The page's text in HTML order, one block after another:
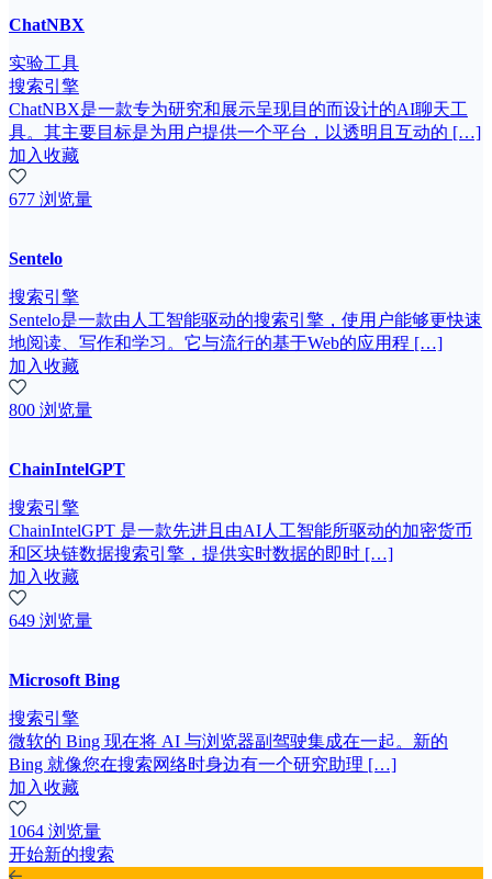
ChatNBX
实验工具
搜索引擎
ChatNBX是一款专为研究和展示呈现目的而设计的AI聊天工
具。其主要目标是为用户提供一个平台，以透明且互动的 […]
加入收藏
677 浏览量
Sentelo
搜索引擎
Sentelo是一款由人工智能驱动的搜索引擎，使用户能够更快速
地阅读、写作和学习。它与流行的基于Web的应用程 […]
加入收藏
800 浏览量
ChainIntelGPT
搜索引擎
ChainIntelGPT 是一款先进且由AI人工智能所驱动的加密货币
和区块链数据搜索引擎，提供实时数据的即时 […]
加入收藏
649 浏览量
Microsoft Bing
搜索引擎
微软的 Bing 现在将 AI 与浏览器副驾驶集成在一起。新的
Bing 就像您在搜索网络时身边有一个研究助理 […]
加入收藏
1064 浏览量
开始新的搜索